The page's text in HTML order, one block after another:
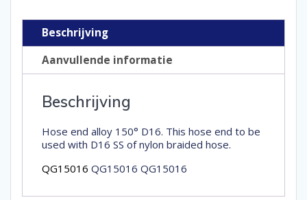
Beschrijving
Aanvullende informatie
Beschrijving
Hose end alloy 150° D16. This hose end to be
used with D16 SS of nylon braided hose.
QG15016 QG15016 QG15016